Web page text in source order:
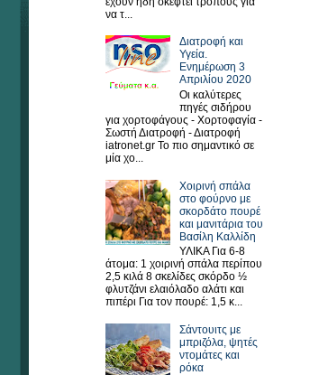
να τ...
Διατροφή και
Υγεία.
Ενημέρωση 3
Απριλίου 2020
Οι καλύτερες
πηγές σιδήρου
για χορτοφάγους - Χορτοφαγία -
Σωστή Διατροφή - Διατροφή
iatronet.gr Το πιο σημαντικό σε
μία χο...
Χοιρινή σπάλα
στο φούρνο με
σκορδάτο πουρέ
και μανιτάρια του
Βασίλη Καλλίδη
ΥΛΙΚΑ Για 6-8
άτομα: 1 χοιρινή σπάλα περίπου
2,5 κιλά 8 σκελίδες σκόρδο ½
φλυτζάνι ελαιόλαδο αλάτι και
πιπέρι Για τον πουρέ: 1,5 κ...
Σάντουιτς με
μπριζόλα, ψητές
ντομάτες και
ρόκα